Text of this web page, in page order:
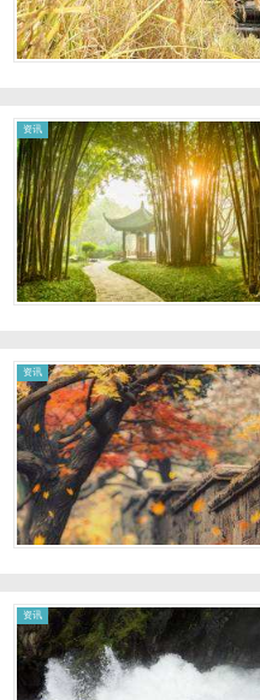
资讯
资讯
资讯